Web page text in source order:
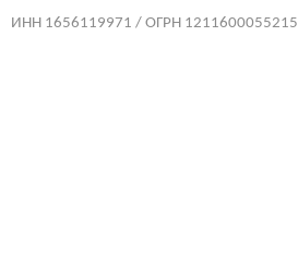
ИНН 1656119971 / ОГРН 1211600055215